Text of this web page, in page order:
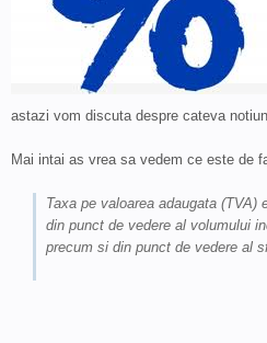
astazi vom discuta despre cateva
Mai intai as vrea sa vedem ce este de
Taxa pe valoarea adaugata
din punct de vedere al volumului
precum si din punct de vedere al